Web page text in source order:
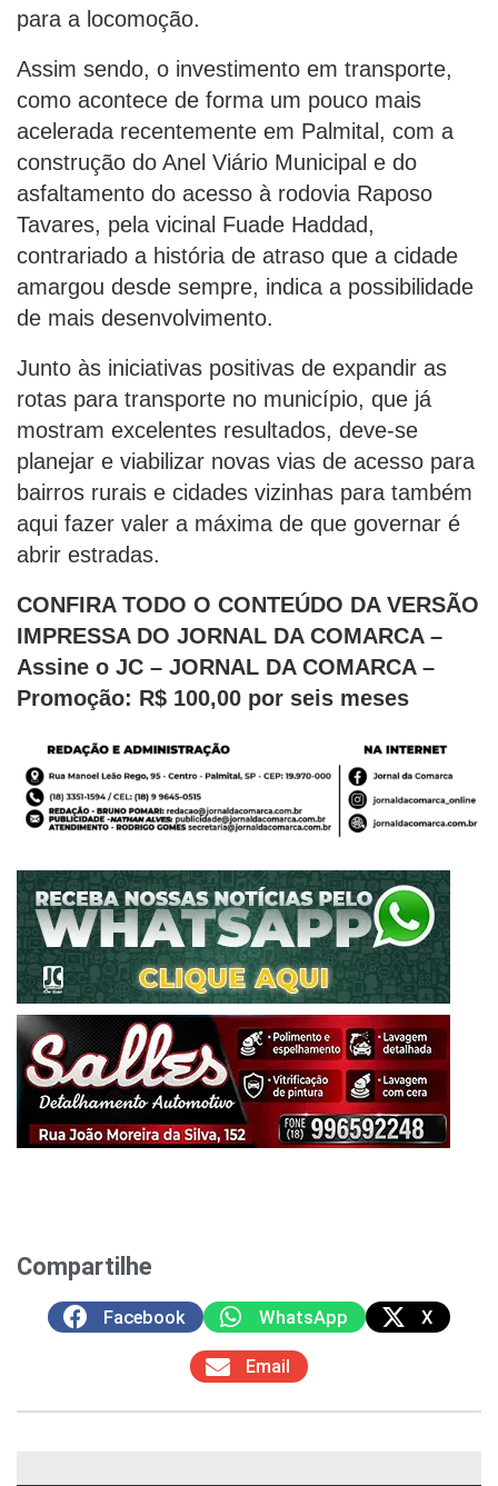
para a locomoção.
Assim sendo, o investimento em transporte,
como acontece de forma um pouco mais
acelerada recentemente em Palmital, com a
construção do Anel Viário Municipal e do
asfaltamento do acesso à rodovia Raposo
Tavares, pela vicinal Fuade Haddad,
contrariado a história de atraso que a cidade
amargou desde sempre, indica a possibilidade
de mais desenvolvimento.
Junto às iniciativas positivas de expandir as
rotas para transporte no município, que já
mostram excelentes resultados, deve-se
planejar e viabilizar novas vias de acesso para
bairros rurais e cidades vizinhas para também
aqui fazer valer a máxima de que governar é
abrir estradas.
CONFIRA TODO O CONTEÚDO DA VERSÃO
IMPRESSA DO JORNAL DA COMARCA –
Assine o JC – JORNAL DA COMARCA –
Promoção: R$ 100,00 por seis meses
Compartilhe
Facebook WhatsApp X
Email